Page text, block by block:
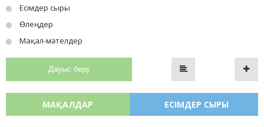
Есімдер сыры
Өлеңдер
Мақал-мәтелдер
Дауыс беру
МАҚАЛДАР ЕСІМДЕР СЫРЫ